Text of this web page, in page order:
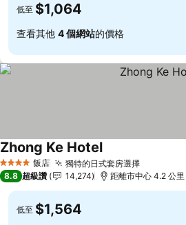
低至 $1,064
查看其他 4 個網站的價格
4 星級 飯店 獨特的日式套房選擇查看價格
Zhong Ke Hotel查看價格
8.8 超級讚 14,274 距離市中心 4.2 公里
低至 $1,564